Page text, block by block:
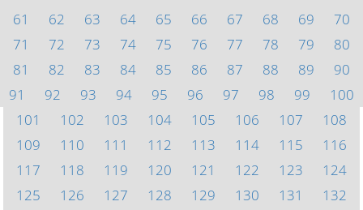
61
62 63 64 65 66 67 68 69
70
71
72 73 74 75 76 77 78 79
80
81
82 83 84 85 86 87 88 89
90
91
92 93 94 95 96 97 98 99
100
101
102 103 104 105 106 107
108
109
110 111 112 113 114 115
116
117
118 119 120 121 122 123
124
125
126 127 128 129 130 131
132